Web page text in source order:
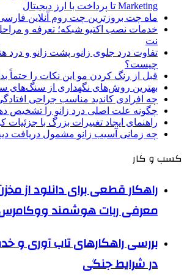
Marketing تا پرداخت با ارز دیجیتال
ماه چت بروزترین چت روم آنلاین
خدمات نصب اکتیو شبکه؛ تعرفه و
نت
تفاوت درد جلوی زانو، پشت زانو و درد
چیست؟
قبل از رنگ کردن مو این نکات را حتماً
بهترین روش‌های نگهداری از سنگ‌های
چه افرادی کاندید مناسب جراحی
چگونه علت اصلی درد زانو را تشخیص
راهنمای ایجاد تغییرات بزرگ با جزئیات
چه زمانی آسیب زانو مشمول دریافت
کسب و کار
راهکار قطعی برای دانلود از
معرفی ربات هوشمند
بررسی راهکارهای تاب آوری و
در شرایط جنگی